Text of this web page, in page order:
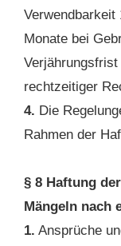
Verwendbarkeit
Monate bei
rechtzeitiger
4. Die
Rahmen der
§ 8 Haftung
Mängeln nach
1. Ansprüche